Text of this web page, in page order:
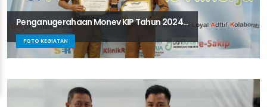
Penganugerahaan Monev KIP Tahun 2024...
FOTO KEGIATAN